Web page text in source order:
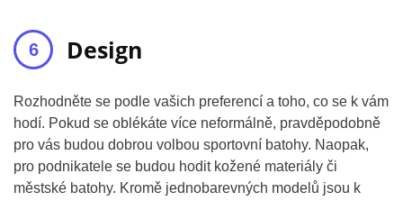
Design
Rozhodněte se podle vašich preferencí a toho, co se k vám
hodí. Pokud se oblékáte více neformálně, pravděpodobně
pro vás budou dobrou volbou sportovní batohy. Naopak,
pro podnikatele se budou hodit kožené materiály či
městské batohy. Kromě jednobarevných modelů jsou k